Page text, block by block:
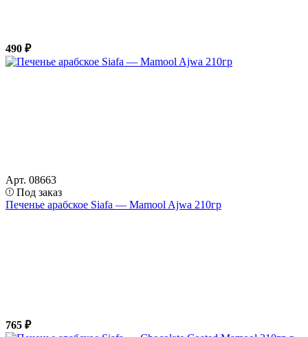
490 ₽
Арт. 08663
Под заказ
Печенье арабское Siafa — Mamool Ajwa 210гр
765 ₽